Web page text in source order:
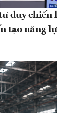
duy chiến
tạo năng